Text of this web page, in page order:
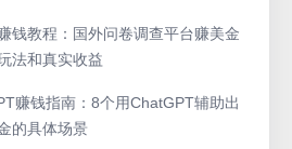
钱教程：国外问卷调查平台赚美金
法和真实收益
赚钱指南：8个用ChatGPT辅助出
的具体场景